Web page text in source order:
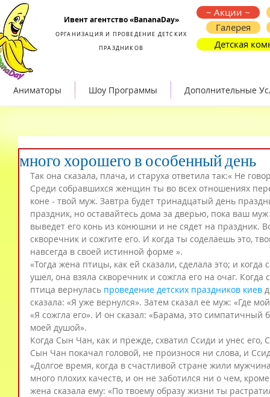
Организация и проведение детских праздников
Ивент агентство «BananaDay»
ОРГАНИЗАЦИЯ И ПРОВЕДЕНИЕ ДЕТСКИХ
ПРАЗДНИКОВ
~ Акции ~
Галерея
Детская
Аниматоры Шоу Программы Дополнительные
много хорошего в особенный день
Так она сказала, плача, и старуха ответила так:« Не
Среди собравшихся женщин ты во всех отношениях
коне - твой муж. Завтра будет тринадцатый день
праздник, но оставайтесь дома за дверью, пока ваш
выведет его конь из конюшни и не сядет на праздник.
скворечник и сожгите его. И когда ты соделаешь это,
навсегда в своей истинной форме ».
«Тогда жена птицы, как ей сказали, сделала это; и
ушел, она взяла скворечник и сожгла его на очаг. Когда
птица вернулась проведение детских праздников киев
сказала: «Я уже вернулся». Затем сказал ее муж: «Где
«Я сожгла его». И он сказал: «Барама, это симпатичный
моей душой».
Когда Сын Чан, как и прежде, схватил Ссиди и унес его,
Сын Чан покачал головой, не произнося ни слова, и
«Долгое время, когда в счастливой стране жили
много плохих качеств, и он не заботился ни о чем,
жена сказала ему: «По твоему образу жизни ты